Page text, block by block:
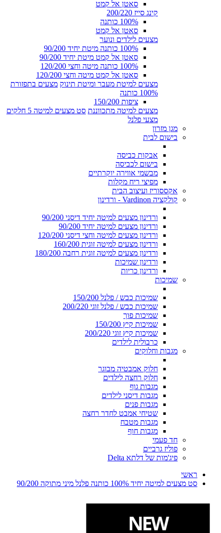
סאטן אל קמט
קינג סייז 200/220
100% כותנה
סאטן אל קמט
מצעים לילדים ונוער
100% כותנה מיטת יחיד 90/200
סאטן אל קמט מיטת יחיד 90/200
100% כותנה מיטה וחצי 120/200
סאטן אל קמט מיטה וחצי 120/200
מצעים למיטת מעבר ומיטת תינוק מצעים בתפזורת
100% כותנה
ציפות 150/200
מצעים למיטה מתכווננת סט מצעים למיטה 5 חלקים
מצעי פלנל
מגן מזרון
בישום לבית
אבקות כביסה
בישום לכביסה
מבשמי אווירה יוקרתיים
מפיצי ריח מקלות
אקססוריז ועיצוב הבית
קולקציה Vardinon - ורדינון
ורדינון מצעים למיטה יחיד דיסני 90/200
ורדינון מצעים למיטה יחיד 90/200
ורדינון מצעים למיטה וחצי דיסני 120/200
ורדינון מצעים למיטה זוגית 160/200
ורדינון מצעים למיטה זוגית רחבה 180/200
ורדינון שמיכות
ורדינון כריות
שמיכות
שמיכות כבש / פלנל 150/200
שמיכות כבש / פלנל זוגי 200/220
שמיכות פוך
שמיכות קיץ 150/200
שמיכות קיץ זוגי 200/220
כרבולית לילדים
מגבות וחלוקים
חלוק אמבטיה מבוגר
חלוק רחצה לילדים
מגבות גוף
מגבות דיסני לילדים
מגבות פנים
שטיחי אמבט לחדר רחצה
מגבות מטבח
מגבות חוף
חד פעמי
פוליז גרביים
פיג'מות של דלתא Delta
ראשי
סט מצעים למיטה יחיד 100% כותנה פלנל מיני מתוקה 90/200